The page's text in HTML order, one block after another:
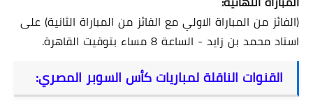
(الفائز من المباراة الاولي مع الفائز من المباراة الثانية) على
استاد محمد بن زايد - الساعة 8 مساء بتوقيت القاهرة.
القنوات الناقلة لمباريات كأس السوبر المصري: